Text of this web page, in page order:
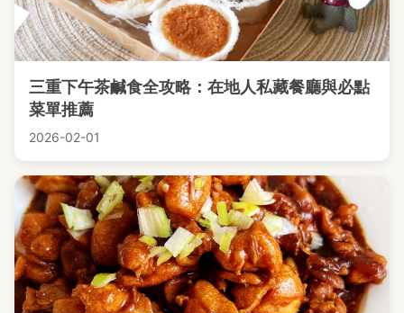
三重下午茶鹹食全攻略：在地人私藏餐廳與必點
菜單推薦
2026-02-01